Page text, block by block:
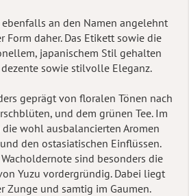
an den Namen angelehnt
daher. Das Etikett sowie die
japanischem Stil gehalten
sowie stilvolle Eleganz.
geprägt von floralen Tönen nach
und dem grünen Tee. Im
die wohl ausbalancierten Aromen
den ostasiatischen Einflüssen.
sind besonders die
Yuzu vordergründig. Dabei liegt
Zunge und samtig im Gaumen.